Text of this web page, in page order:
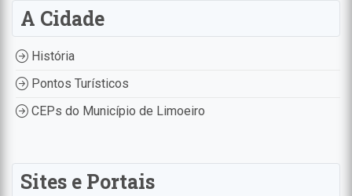
A Cidade
História
Pontos Turísticos
CEPs do Município de Limoeiro
Sites e Portais